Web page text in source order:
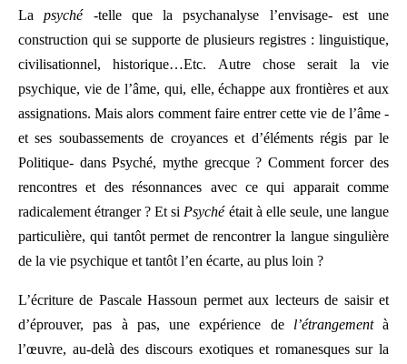
Lapsyché-telle que la psychanalyse l’envisage- est une
construction qui se supporte de plusieurs registres : linguistique,
civilisationnel, historique…Etc. Autre chose serait la vie
psychique, vie de l’âme, qui, elle, échappe aux frontières et aux
assignations. Mais alors comment faire entrer cette vie de l’âme -
et ses soubassements de croyances et d’éléments régis par le
Politique- dans Psyché, mythe grecque ? Comment forcer des
rencontres et des résonnances avec ce qui apparait comme
radicalement étranger ? Et si Psychéétait à elle seule, une langue
particulière, qui tantôt permet de rencontrer la langue singulière
de la vie psychique et tantôt l’en écarte, au plus loin ?
L’écriture de Pascale Hassoun permet aux lecteurs de saisir et
d’éprouver, pas à pas, une expérience de l’étrangementà
l’œuvre, au-delà des discours exotiques et romanesques sur la